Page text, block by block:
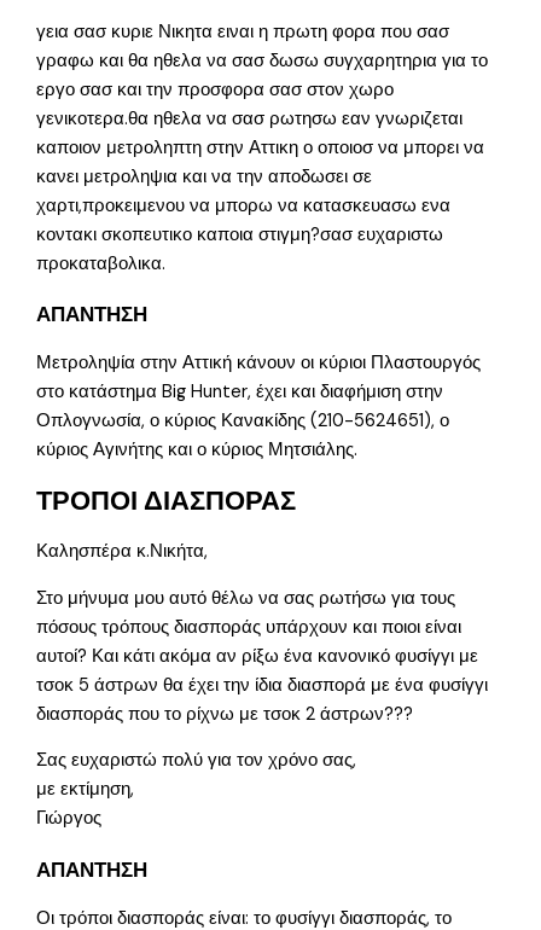
γεια σασ κυριε Νικητα ειναι η πρωτη φορα που σασ
γραφω και θα ηθελα να σασ δωσω συγχαρητηρια για το
εργο σασ και την προσφορα σασ στον χωρο
γενικοτερα.θα ηθελα να σασ ρωτησω εαν γνωριζεται
καποιον μετροληπτη στην Αττικη ο οποιοσ να μπορει να
κανει μετροληψια και να την αποδωσει σε
χαρτι,προκειμενου να μπορω να κατασκευασω ενα
κοντακι σκοπευτικο καποια στιγμη?σασ ευχαριστω
προκαταβολικα.
ΑΠΑΝΤΗΣΗ
Μετροληψία στην Αττική κάνουν οι κύριοι Πλαστουργός
στο κατάστημα Big Hunter, έχει και διαφήμιση στην
Οπλογνωσία, ο κύριος Κανακίδης (210-5624651), ο
κύριος Αγινήτης και ο κύριος Μητσιάλης.
ΤΡΟΠΟΙ ΔΙΑΣΠΟΡΑΣ
Καλησπέρα κ.Νικήτα,
Στο μήνυμα μου αυτό θέλω να σας ρωτήσω για τους
πόσους τρόπους διασποράς υπάρχουν και ποιοι είναι
αυτοί? Και κάτι ακόμα αν ρίξω ένα κανονικό φυσίγγι με
τσοκ 5 άστρων θα έχει την ίδια διασπορά με ένα φυσίγγι
διασποράς που το ρίχνω με τσοκ 2 άστρων???
Σας ευχαριστώ πολύ για τον χρόνο σας,
με εκτίμηση,
Γιώργος
ΑΠΑΝΤΗΣΗ
Οι τρόποι διασποράς είναι: το φυσίγγι διασποράς, το